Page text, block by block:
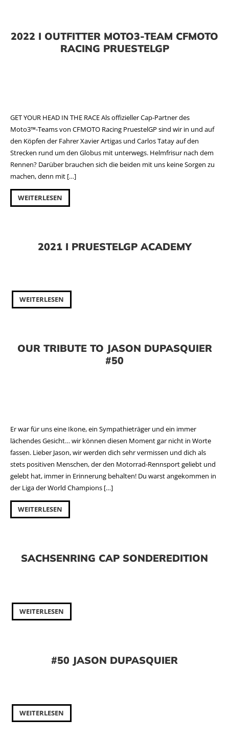
2022 I OUTFITTER MOTO3-TEAM CFMOTO
RACING PRUESTELGP
GET YOUR HEAD IN THE RACE Als offizieller Cap-Partner des
Moto3™-Teams von CFMOTO Racing PruestelGP sind wir in und auf
den Köpfen der Fahrer Xavier Artigas und Carlos Tatay auf den
Strecken rund um den Globus mit unterwegs. Helmfrisur nach dem
Rennen? Darüber brauchen sich die beiden mit uns keine Sorgen zu
machen, denn mit […]
WEITERLESEN
2021 I PRUESTELGP ACADEMY
WEITERLESEN
OUR TRIBUTE TO JASON DUPASQUIER
#50
Er war für uns eine Ikone, ein Sympathieträger und ein immer
lächendes Gesicht… wir können diesen Moment gar nicht in Worte
fassen. Lieber Jason, wir werden dich sehr vermissen und dich als
stets positiven Menschen, der den Motorrad-Rennsport geliebt und
gelebt hat, immer in Erinnerung behalten! Du warst angekommen in
der Liga der World Champions […]
WEITERLESEN
SACHSENRING CAP SONDEREDITION
WEITERLESEN
#50 JASON DUPASQUIER
WEITERLESEN